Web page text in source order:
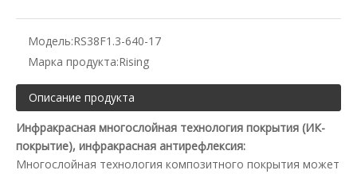
Модель:RS38F1.3-640-17
Марка продукта:Rising
Описание продукта
Инфракрасная многослойная технология покрытия (ИК-
покрытие), инфракрасная антирефлексия:
Многослойная технология композитного покрытия может